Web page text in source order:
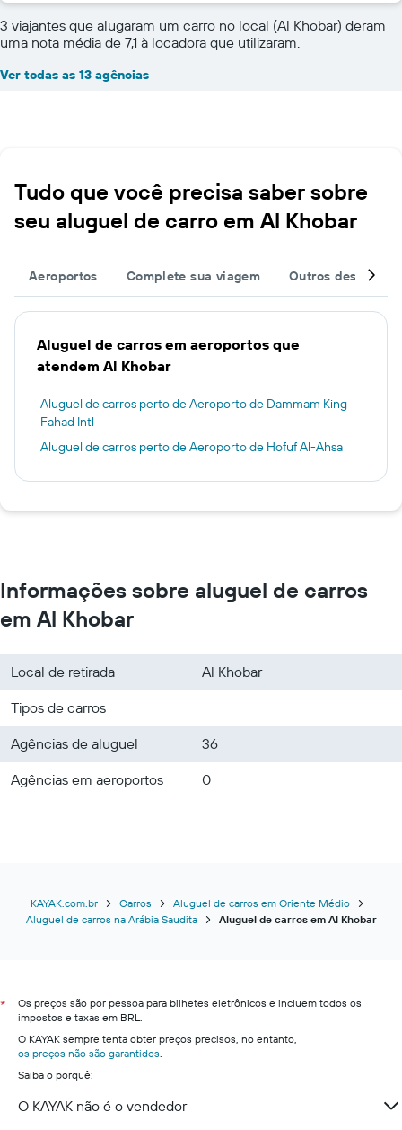
3 viajantes que alugaram um carro no local (Al Khobar) deram
uma nota média de 7,1 à locadora que utilizaram.
Ver todas as 13 agências
Tudo que você precisa saber sobre
seu aluguel de carro em Al Khobar
Aeroportos Complete sua viagem Outros destinos
Aluguel de carros em aeroportos que
atendem Al Khobar
Aluguel de carros perto de Aeroporto de Dammam King
Fahad Intl
Aluguel de carros perto de Aeroporto de Hofuf Al-Ahsa
Informações sobre aluguel de carros
em Al Khobar
Local de retirada
Al Khobar
Tipos de carros
Agências de aluguel
36
Agências em aeroportos
0
KAYAK.com.br Carros
Aluguel de carros em Oriente Médio
Aluguel de carros na Arábia Saudita
Aluguel de carros em Al Khobar
*
Os preços são por pessoa para bilhetes eletrônicos e incluem todos os
impostos e taxas em BRL.
O KAYAK sempre tenta obter preços precisos, no entanto,
os preços não são garantidos
Saiba o porquê:
O KAYAK não é o vendedor